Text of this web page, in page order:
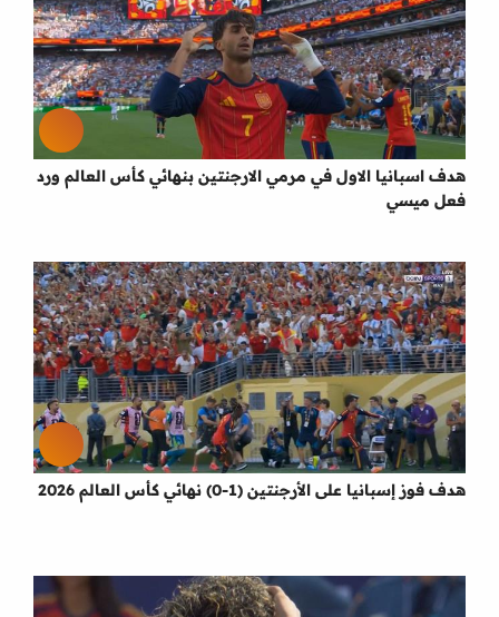
هدف اسبانيا الاول في مرمي الارجنتين بنهائي كأس العالم ورد
فعل ميسي
هدف فوز إسبانيا على الأرجنتين (1-0) نهائي كأس العالم 2026